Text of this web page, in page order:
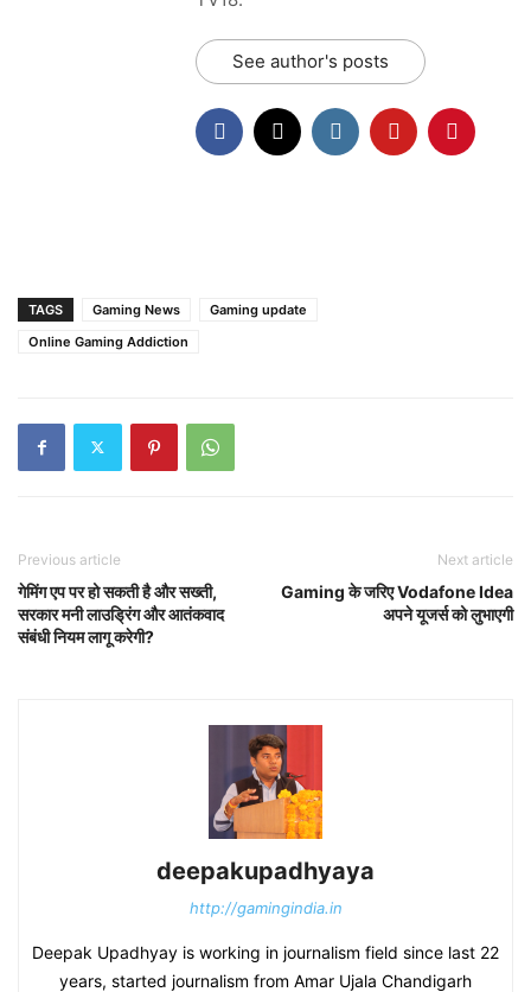
See author's posts
TAGS Gaming News
Gaming update
Online Gaming Addiction
Previous article
गेमिंग एप पर हो सकती है और सख्ती,
सरकार मनी लाउड्रिंग और आतंकवाद
संबंधी नियम लागू करेगी?
Next article
Gaming के जरिए Vodafone Idea
अपने यूजर्स को लुभाएगी
deepakupadhyaya
http://gamingindia.in
Deepak Upadhyay is working in journalism field since last 22
years, started journalism from Amar Ujala Chandigarh